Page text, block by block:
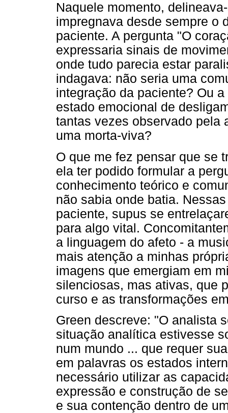
Naquele momento,
impregnava desde sempre o
paciente. A pergunta "O
expressaria sinais de
onde tudo parecia estar
indagava: não seria uma
integração da paciente? Ou
estado emocional de
tantas vezes observado pela
uma morta-viva?
O que me fez pensar que se
ela ter podido formular a
conhecimento teórico e
não sabia onde batia.
paciente, supus se
para algo vital.
a linguagem do afeto - a
mais atenção a minhas
imagens que emergiam em
silenciosas, mas ativas, que
curso e as transformações
Green descreve: "O analista
situação analítica estivesse
num mundo ... que requer
em palavras os estados
necessário utilizar as
expressão e construção de
e sua contenção dentro de